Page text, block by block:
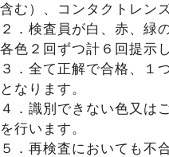
含む）、コンタクトレン
２．検査員が白、赤、緑
各色２回ずつ計６回提示
３．全て正解で合格、１
となります。
４．識別できない色又は
を行います。
５．再検査においても不